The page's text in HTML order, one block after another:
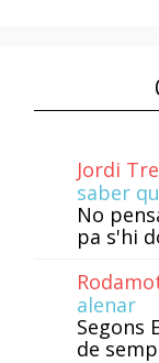
Jordi
saber
No
pa s'hi
alenar
Segons
de